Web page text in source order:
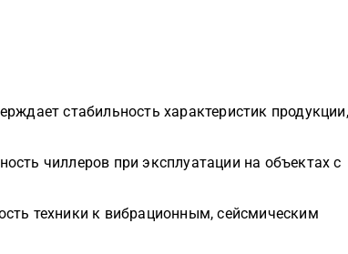
стабильность характеристик продукции,
чиллеров при эксплуатации на объектах с
техники к вибрационным, сейсмическим